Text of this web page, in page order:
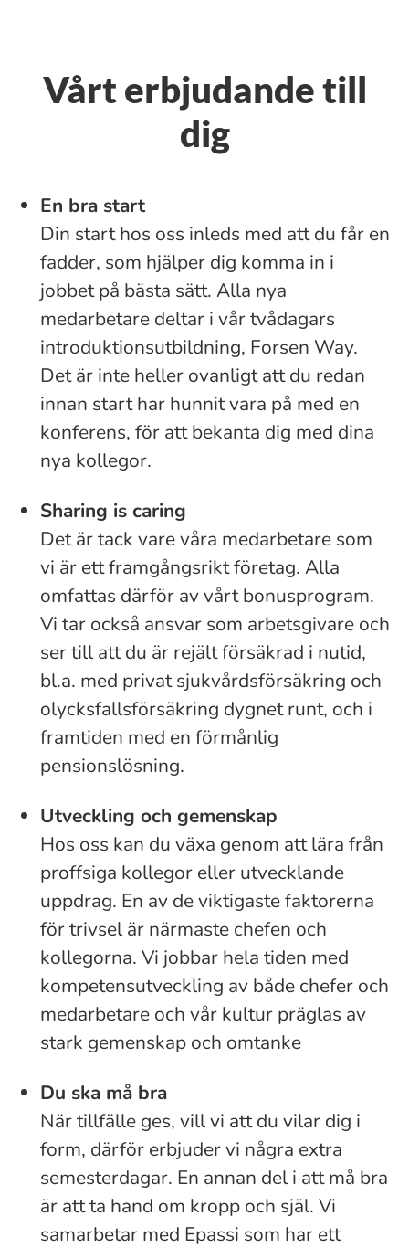
Vårt erbjudande till
dig
En bra start
Din start hos oss inleds med att du får en
fadder, som hjälper dig komma in i
jobbet på bästa sätt. Alla nya
medarbetare deltar i vår tvådagars
introduktionsutbildning, Forsen Way.
Det är inte heller ovanligt att du redan
innan start har hunnit vara på med en
konferens, för att bekanta dig med dina
nya kollegor.
Sharing is caring
Det är tack vare våra medarbetare som
vi är ett framgångsrikt företag. Alla
omfattas därför av vårt bonusprogram.
Vi tar också ansvar som arbetsgivare och
ser till att du är rejält försäkrad i nutid,
bl.a. med privat sjukvårdsförsäkring och
olycksfallsförsäkring dygnet runt, och i
framtiden med en förmånlig
pensionslösning.
Utveckling och gemenskap
Hos oss kan du växa genom att lära från
proffsiga kollegor eller utvecklande
uppdrag. En av de viktigaste faktorerna
för trivsel är närmaste chefen och
kollegorna. Vi jobbar hela tiden med
kompetensutveckling av både chefer och
medarbetare och vår kultur präglas av
stark gemenskap och omtanke
Du ska må bra
När tillfälle ges, vill vi att du vilar dig i
form, därför erbjuder vi några extra
semesterdagar. En annan del i att må bra
är att ta hand om kropp och själ. Vi
samarbetar med Epassi som har ett